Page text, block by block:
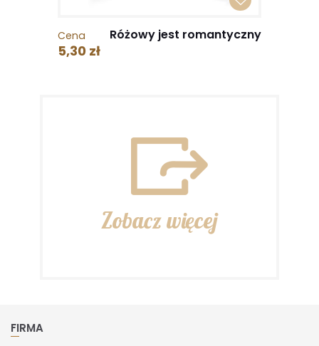
Cena
5,30 zł
Różowy jest romantyczny
Zobacz więcej
FIRMA